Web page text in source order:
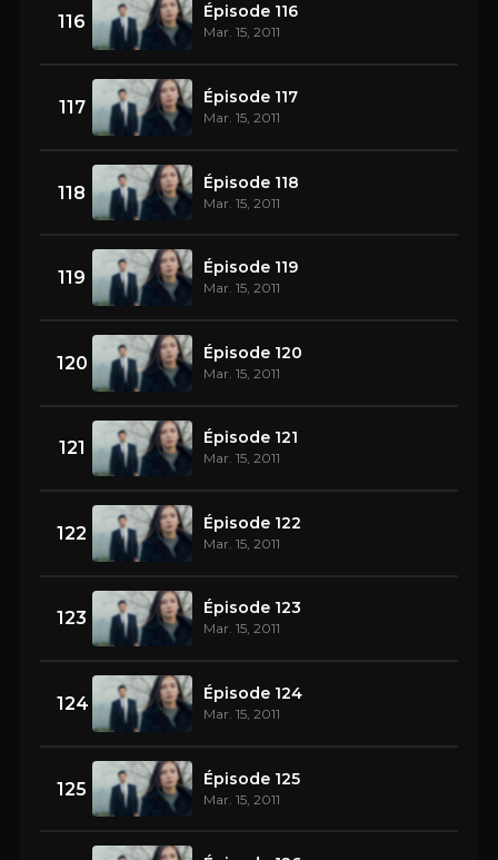
116 Épisode 116
Mar. 15, 2011
117 Épisode 117
Mar. 15, 2011
118 Épisode 118
Mar. 15, 2011
119 Épisode 119
Mar. 15, 2011
120 Épisode 120
Mar. 15, 2011
121 Épisode 121
Mar. 15, 2011
122 Épisode 122
Mar. 15, 2011
123 Épisode 123
Mar. 15, 2011
124 Épisode 124
Mar. 15, 2011
125 Épisode 125
Mar. 15, 2011